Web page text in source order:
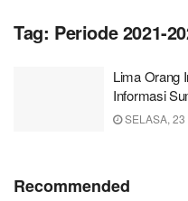
Tag: Periode 2021-
Lima Orang
Informasi
SELASA, 23
Recommended